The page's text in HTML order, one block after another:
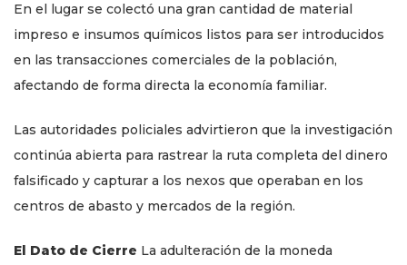
En el lugar se colectó una gran cantidad de material
impreso e insumos químicos listos para ser introducidos
en las transacciones comerciales de la población,
afectando de forma directa la economía familiar.
Las autoridades policiales advirtieron que la investigación
continúa abierta para rastrear la ruta completa del dinero
falsificado y capturar a los nexos que operaban en los
centros de abasto y mercados de la región.
El Dato de Cierre La adulteración de la moneda